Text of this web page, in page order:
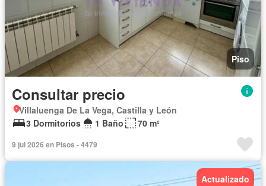
Piso
Consultar precio
Villaluenga De La Vega, Castilla y León
3 Dormitorios
1 Baño 70 m²
9 jul 2026 en Pisos - 4479
Actualizado